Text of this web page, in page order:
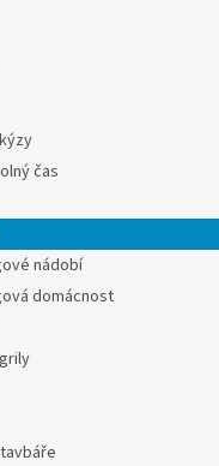
čas
nádobí
domácnost